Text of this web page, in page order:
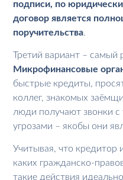
подписи, по
договор является
поручительства.
Третий вариант – самый
Микрофинансовые
быстрые кредиты,
коллег, знакомых
люди получают звонки с
угрозами – якобы они
Учитывая, что кредитор
каких гражданско-
такие действия